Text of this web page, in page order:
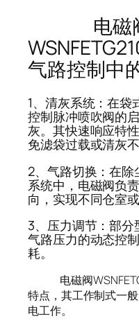
电磁
气路控制中
1、清灰系统：在袋
控制脉冲喷吹阀的
灰。其快速响应特
免滤袋过载或清灰不
2、气路切换：在
系统中，电磁阀负
向，实现不同仓室
3、压力调节：部
气路压力的动态控
耗。
电磁阀
特点，其工作制式一
电工作。